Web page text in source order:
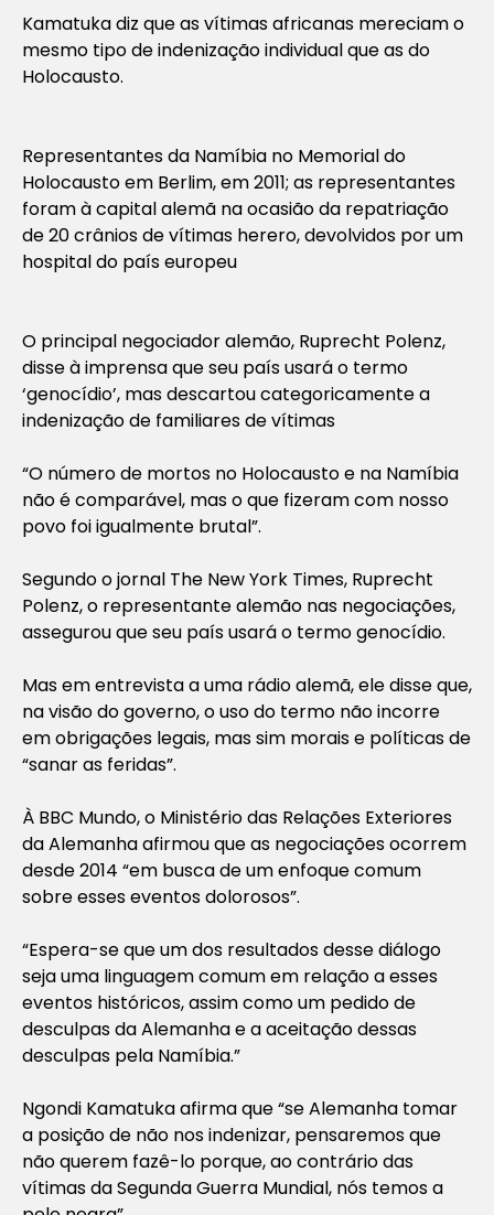
Kamatuka diz que as vítimas africanas mereciam o
mesmo tipo de indenização individual que as do
Holocausto.
Representantes da Namíbia no Memorial do
Holocausto em Berlim, em 2011; as representantes
foram à capital alemã na ocasião da repatriação
de 20 crânios de vítimas herero, devolvidos por um
hospital do país europeu
O principal negociador alemão, Ruprecht Polenz,
disse à imprensa que seu país usará o termo
‘genocídio’, mas descartou categoricamente a
indenização de familiares de vítimas
“O número de mortos no Holocausto e na Namíbia
não é comparável, mas o que fizeram com nosso
povo foi igualmente brutal”.
Segundo o jornal The New York Times, Ruprecht
Polenz, o representante alemão nas negociações,
assegurou que seu país usará o termo genocídio.
Mas em entrevista a uma rádio alemã, ele disse que,
na visão do governo, o uso do termo não incorre
em obrigações legais, mas sim morais e políticas de
“sanar as feridas”.
À BBC Mundo, o Ministério das Relações Exteriores
da Alemanha afirmou que as negociações ocorrem
desde 2014 “em busca de um enfoque comum
sobre esses eventos dolorosos”.
“Espera-se que um dos resultados desse diálogo
seja uma linguagem comum em relação a esses
eventos históricos, assim como um pedido de
desculpas da Alemanha e a aceitação dessas
desculpas pela Namíbia.”
Ngondi Kamatuka afirma que “se Alemanha tomar
a posição de não nos indenizar, pensaremos que
não querem fazê-lo porque, ao contrário das
vítimas da Segunda Guerra Mundial, nós temos a